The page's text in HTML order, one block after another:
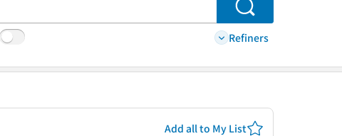
Search
Refiners
Add all to My List